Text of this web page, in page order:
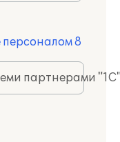
8
партнерами